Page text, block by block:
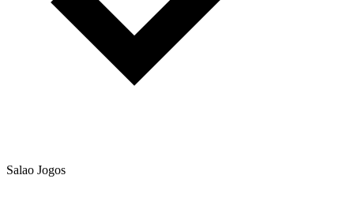
Salao Jogos